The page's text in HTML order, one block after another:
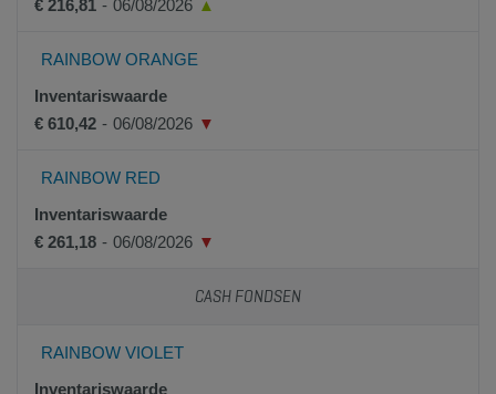
€ 216,81 - 06/08/2026 ▲
RAINBOW ORANGE
Inventariswaarde
€ 610,42 - 06/08/2026 ▼
RAINBOW RED
Inventariswaarde
€ 261,18 - 06/08/2026 ▼
CASH FONDSEN
RAINBOW VIOLET
Inventariswaarde